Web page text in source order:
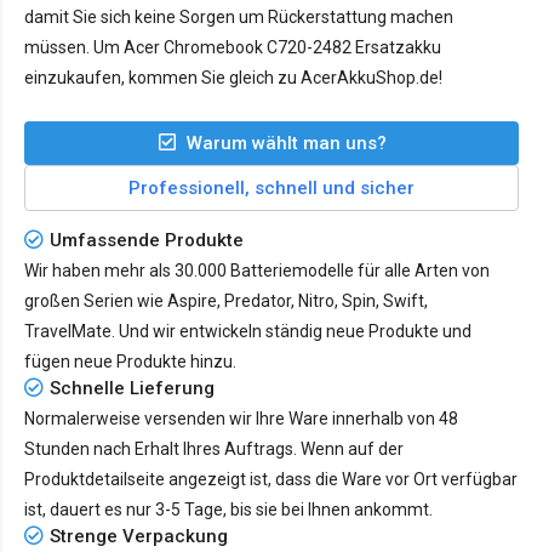
damit Sie sich keine Sorgen um Rückerstattung machen
müssen. Um Acer Chromebook C720-2482 Ersatzakku
einzukaufen, kommen Sie gleich zu AcerAkkuShop.de!
Warum wählt man uns?
Professionell, schnell und sicher
Umfassende Produkte
Wir haben mehr als 30.000 Batteriemodelle für alle Arten von
großen Serien wie Aspire, Predator, Nitro, Spin, Swift,
TravelMate. Und wir entwickeln ständig neue Produkte und
fügen neue Produkte hinzu.
Schnelle Lieferung
Normalerweise versenden wir Ihre Ware innerhalb von 48
Stunden nach Erhalt Ihres Auftrags. Wenn auf der
Produktdetailseite angezeigt ist, dass die Ware vor Ort verfügbar
ist, dauert es nur3-5 Tage, bis sie bei Ihnen ankommt.
Strenge Verpackung